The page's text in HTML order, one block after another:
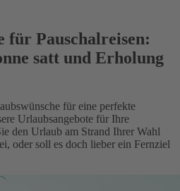
für Pauschalreisen:
satt und Erholung
für eine perfekte
Urlaubsangebote für Ihre
den Urlaub am Strand Ihrer Wahl
oder soll es doch lieber ein Fernziel